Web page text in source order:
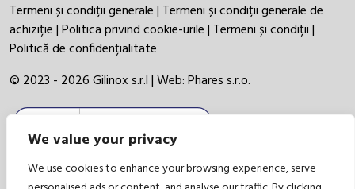
We value your privacy
We use cookies to enhance your browsing experience, serve
Termeni și condiții generale| Termeni și condiții generale de
achiziție|Politica privind cookie-urile| Termeni și condiții|
Politică de confidențialitate
© 2023 - 2026 Gilinox s.r.l | Web:Phares s.r.o.